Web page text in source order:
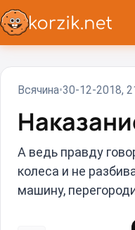
Всячина 30-12-2018,
А ведь правду
колеса и не
машину,